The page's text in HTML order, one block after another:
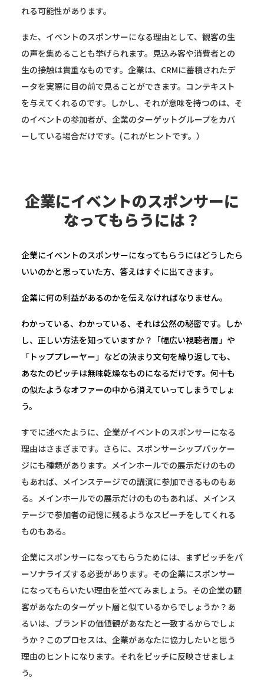
れる可能性があります。
また、イベントのスポンサーになる理由として、観客の生
の声を集めることも挙げられます。見込み客や消費者との
生の接触は貴重なものです。企業は、CRMに蓄積されたデ
ータを実際に目の前で見ることができます。コンテキスト
を与えてくれるのです。しかし、それが意味を持つのは、そ
のイベントの参加者が、企業のターゲットグループをカバ
ーしている場合だけです。(これがヒントです。）
企業にイベントのスポンサーに
なってもらうには？
企業にイベントのスポンサーになってもらうにはどうしたら
いいのかと思っていた方、答えはすぐに出てきます。
企業に何の利益があるのかを伝えなければなりません。
わかっている、わかっている、それは公然の秘密です。しか
し、正しい方法を知っていますか？「幅広い視聴者層」や
「トッププレーヤー」などの決まり文句を繰り返しても、
あなたのピッチは無味乾燥なものになるだけです。何十も
の似たようなオファーの中から消えていってしまうでしょ
う。
すでに述べたように、企業がイベントのスポンサーになる
理由はさまざまです。さらに、スポンサーシップパッケー
ジにも種類があります。メインホールでの展示だけのもの
もあれば、メインステージでの講演に参加できるものもあ
る。メインホールでの展示だけのものもあれば、メインス
テージで参加者の記憶に残るようなスピーチをしてくれる
ものもある。
企業にスポンサーになってもらうためには、まずピッチをパ
ーソナライズする必要があります。その企業にスポンサー
になってもらいたい理由を並べてみましょう。その企業の顧
客があなたのターゲット層と似ているからでしょうか？あ
るいは、ブランドの価値観があなたと一致するからでしょ
うか？このプロセスは、企業があなたに協力したいと思う
理由のヒントになります。それをピッチに反映させましょ
う。